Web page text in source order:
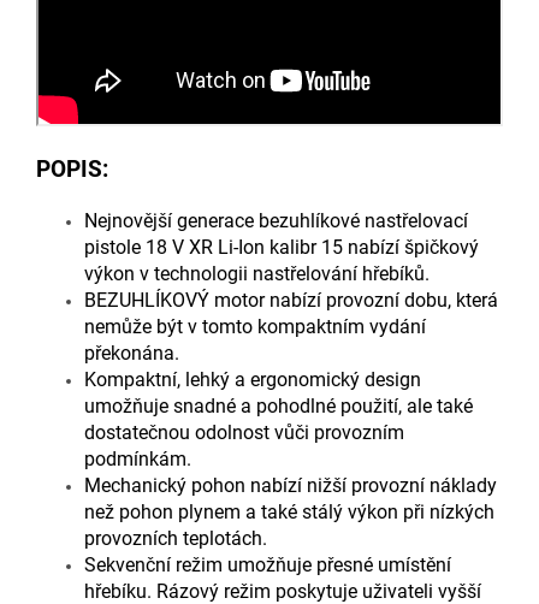
POPIS:
Nejnovější generace bezuhlíkové nastřelovací
pistole 18 V XR Li-Ion kalibr 15 nabízí špičkový
výkon v technologii nastřelování hřebíků.
BEZUHLÍKOVÝ motor nabízí provozní dobu, která
nemůže být v tomto kompaktním vydání
překonána.
Kompaktní, lehký a ergonomický design
umožňuje snadné a pohodlné použití, ale také
dostatečnou odolnost vůči provozním
podmínkám.
Mechanický pohon nabízí nižší provozní náklady
než pohon plynem a také stálý výkon při nízkých
provozních teplotách.
Sekvenční režim umožňuje přesné umístění
hřebíku. Rázový režim poskytuje uživateli vyšší